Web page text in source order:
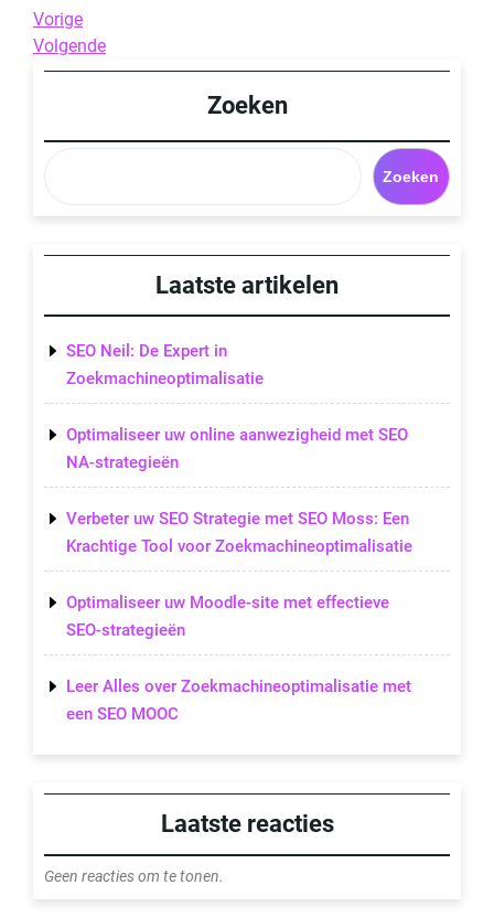
Berichtnavigatie
Previous
Post
Vorige
Next
Post
Volgende
Zoeken
Zoeken
Laatste artikelen
SEO Neil: De Expert in
Zoekmachineoptimalisatie
Optimaliseer uw online aanwezigheid met SEO
NA-strategieën
Verbeter uw SEO Strategie met SEO Moss: Een
Krachtige Tool voor Zoekmachineoptimalisatie
Optimaliseer uw Moodle-site met effectieve
SEO-strategieën
Leer Alles over Zoekmachineoptimalisatie met
een SEO MOOC
Laatste reacties
Geen reacties om te tonen.